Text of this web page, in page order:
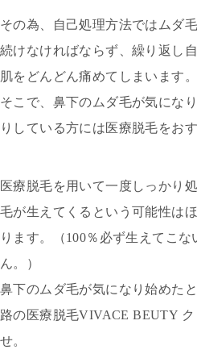
その為、自己処理方法ではムダ
続けなければならず、繰り返し
肌をどんどん痛めてしまいます。
そこで、鼻下のムダ毛が気にな
りしている方には医療脱毛をお
医療脱毛を用いて一度しっかり
毛が生えてくるという可能性は
ります。（100％必ず生えてこ
ん。）
鼻下のムダ毛が気になり始めた
路の医療脱毛VIVACE BEUTY
せ。